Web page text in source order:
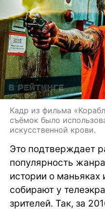
Кадр из фильма
съёмок было
искусственной крови.
Это подтверждает
популярность
истории о
собирают у
зрителей. Так, за